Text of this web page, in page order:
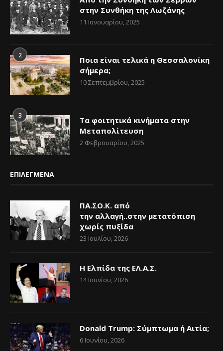
στην Συνθήκη της Λωζάνης
11 Ιανουαρίου, 2025
2
Ποια είναι τελικά η Θεσσαλονίκη
σήμερα;
10 Σεπτεμβρίου, 2025
3
Τα φοιτητικά κινήματα στην
Μεταπολίτευση
2 Φεβρουαρίου, 2025
ΕΠΙΛΕΓΜΕΝΑ
ΠΑ.ΣΟ.Κ. από
την αλλαγή..στην μετατόπιση
χωρίς πυξίδα
23 Ιουλίου, 2026
Η Ελπίδα της ΕΛ.Α.Σ.
14 Ιουνίου, 2026
Donald Trump: Σύμπτωμα ή Αιτία;
6 Ιουνίου, 2026